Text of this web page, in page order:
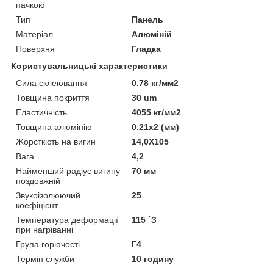
пачкою
Тип
Панель
Матеріал
Алюміній
Поверхня
Гладка
Користувальницькі характеристики
Сила склеювання
0.78 кг/мм2
Товщина покриття
30 um
Еластичність
4055 кг/мм2
Товщина алюмінію
0.21x2 (мм)
Жорсткість на вигин
14,0X105
Вага
4,2
Найменший радіус вигину
поздовжній
70 мм
Звукоізолюючий
коефіцієнт
25
Температура деформації
при нагріванні
115 `З
Група горючості
Г4
Термін служби
10 годину